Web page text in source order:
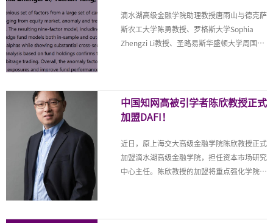
波利斯分校、密歇根大学安阿伯分校和香港科
技大学经济系的正教授及俄亥俄州州立大学的
大学讲席教授。邱嘉平教授，现任上海财经大
滴水湖高级金融学院助理教授唐雨山与德克萨
斯农工大学陈勇教授、罗格斯大学Sophia
Zhengzi Li教授、圣路易斯华盛顿大学周国富
Quantitative Analysis》(JFQA)线上正式发
表。
中国知网高被引学者陈欣教授正式
加盟DAFI！
近日，原上海交大高级金融学院陈欣教授正式
加盟滴水湖高级金融学院，担任资本市场研究
中心主任。陈欣教授的加盟将重点强化学院在